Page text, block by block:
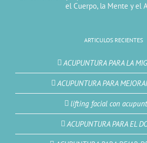
el Cuerpo, la Mente y el
ARTICULOS RECIENTES
ACUPUNTURA PARA LA
ACUPUNTURA PARA
lifting facial con
ACUPUNTURA PARA EL